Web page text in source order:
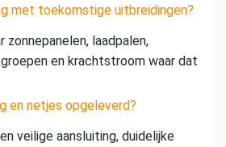
met toekomstige uitbreidingen?
zonnepanelen, laadpalen,
en krachtstroom waar dat
en netjes opgeleverd?
veilige aansluiting, duidelijke